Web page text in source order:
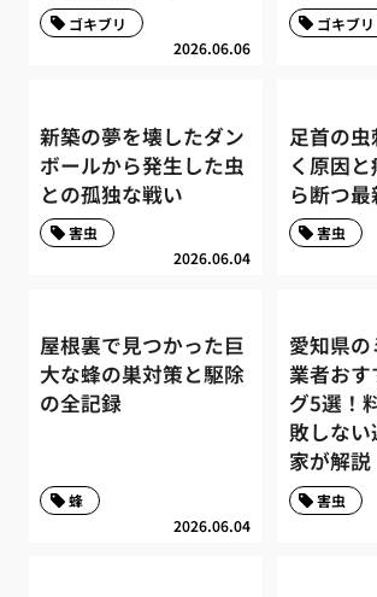
2026.06.06
ゴキブリ ゴキブリ
新築の夢を壊したダン
ボールから発生した虫
との孤独な戦い
2026.06.04
害虫
足首の
く原因
ら断つ
害虫
屋根裏で見つかった巨
大な蜂の巣対策と駆除
の全記録
2026.06.04
蜂
愛知県
業者お
グ5選！
敗しな
家が解説
害虫